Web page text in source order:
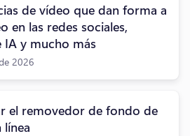
de vídeo que dan forma a
en las redes sociales,
IA y mucho más
2026
el removedor de fondo de
línea